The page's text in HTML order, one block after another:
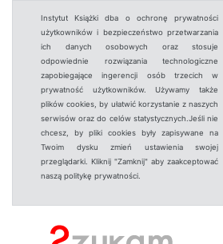
Instytut Książki dba o ochronę prywatności
użytkowników i bezpieczeństwo przetwarzania
ich danych osobowych oraz stosuje
odpowiednie rozwiązania technologiczne
zapobiegające ingerencji osób trzecich w
prywatność użytkowników. Używamy także
plików cookies, by ułatwić korzystanie z naszych
serwisów oraz do celów statystycznych.Jeśli nie
chcesz, by pliki cookies były zapisywane na
Twoim dysku zmień ustawienia swojej
przeglądarki. Kliknij "Zamknij" aby zaakceptować
naszą politykę prywatności.